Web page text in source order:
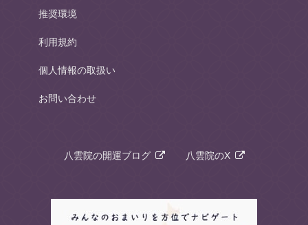
推奨環境
利用規約
個人情報の取扱い
お問い合わせ
八雲院の開運ブログ 八雲院のX